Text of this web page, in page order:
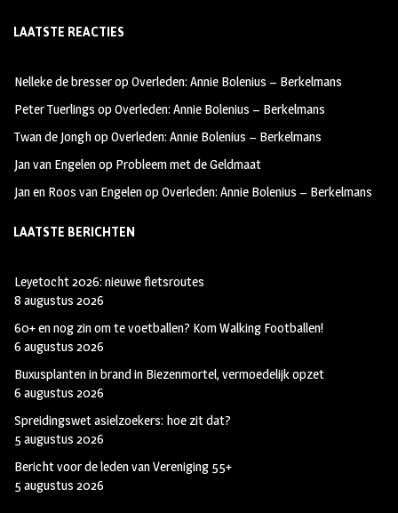
b
oo
k
ag
m
tt
LAATSTE REACTIES
Nelleke de bresseropOverleden: Annie Bolenius – Berkelmans
Peter Tuerlings opOverleden: Annie Bolenius – Berkelmans
Twan de JonghopOverleden: Annie Bolenius – Berkelmans
Jan van Engelenop Probleem met de Geldmaat
Jan en Roos van EngelenopOverleden: Annie Bolenius – Berkelmans
LAATSTE BERICHTEN
Leyetocht 2026: nieuwe fietsroutes
8 augustus 2026
60+ en nog zin om te voetballen? Kom Walking Footballen!
6 augustus 2026
Buxusplanten in brand in Biezenmortel, vermoedelijk opzet
6 augustus 2026
Spreidingswet asielzoekers: hoe zit dat?
5 augustus 2026
Bericht voor de leden van Vereniging 55+
5 augustus 2026